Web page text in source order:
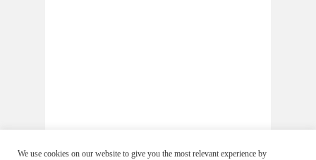
We use cookies on our website to give you the most relevant experience by